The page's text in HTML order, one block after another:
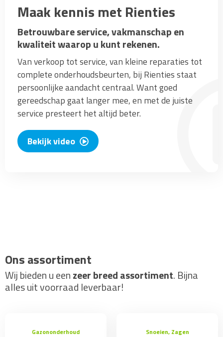
Maak kennis met Rienties
Betrouwbare service, vakmanschap en
kwaliteit waarop u kunt rekenen.
Van verkoop tot service, van kleine reparaties tot
complete onderhoudsbeurten, bij Rienties staat
persoonlijke aandacht centraal. Want goed
gereedschap gaat langer mee, en met de juiste
service presteert het altijd beter.
Bekijk video
Ons assortiment
Wij bieden u eenzeer breed assortiment. Bijna
alles uit voorraad leverbaar!
Gazononderhoud Snoeien, Zagen